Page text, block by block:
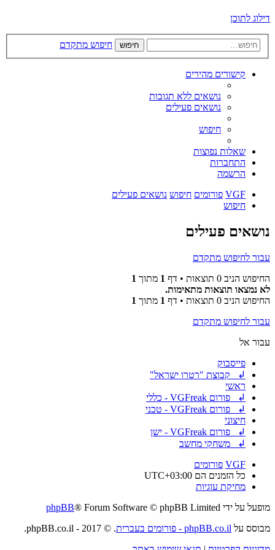
דילוג לתוכן
חיפוש חיפוש מתקדם
קישורים מהירים
נושאים ללא תגובות
נושאים פעילים
חיפוש
שאלות נפוצות
התחברות
הרשמה
VGF פורומים חיפוש נושאים פעילים
חיפוש
נושאים פעילים
עבור לחיפוש מתקדם
החיפוש הניב 0 תוצאות • דף
1 מתוך 1
לא נמצאו תוצאות מתאימות.
החיפוש הניב 0 תוצאות • דף
1 מתוך 1
עבור לחיפוש מתקדם
עבור אל
פייסבוק
↲ קבוצת "רטרו ישראל"
ראשי
↲ פורום VGFreak - כללי
↲ פורום VGFreak - טכני
חיצוני
↲ פורום VGFreak - ישן
↲ משחקי מחשב
VGF פורומים
כל הזמנים הם UTC+03:00
מחיקת עוגיות
מופעל על ידי
phpBB® Forum Software © phpBB Limited
מבוסס על phpBB.co.il - פורומים בעברית
. © 2017 - phpBB.co.il.